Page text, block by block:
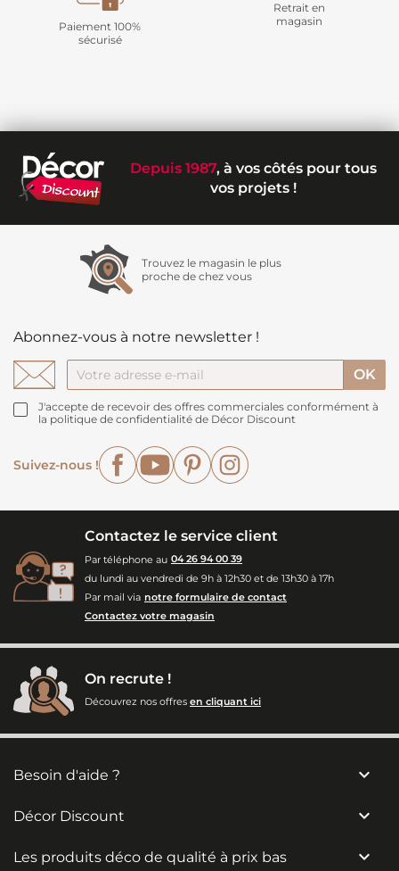
Paiement 100%
sécurisé
Retrait en
magasin
Depuis 1987, à vos côtés pour tous
vos projets !
Trouvez le magasin le plus
proche de chez vous
Abonnez-vous à notre newsletter !
J'accepte de recevoir des offres commerciales conformément à
la politique de confidentialité de Décor Discount
Suivez-nous !
FacebookYouTubePinterest
Contactez le service client
Par téléphone au 04 26 94 00 39
du lundi au vendredi de 9h à 12h30 et de 13h30 à 17h
Par mail via notre formulaire de contact
Contactez votre magasin
On recrute !
Découvrez nos offres en cliquant ici
Besoin d'aide ? 
Décor Discount 
Les produits déco de qualité à prix bas 